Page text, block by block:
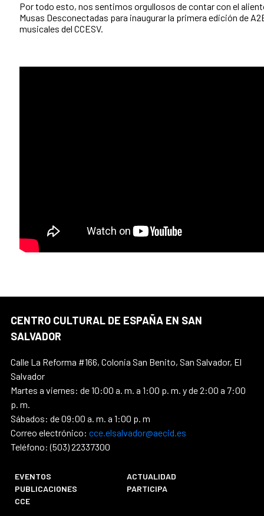
Por todo esto, nos sentimos orgullosos de contar con el
Musas Desconectadas para inaugurar la primera edición de
musicales del CCESV.
CENTRO CULTURAL DE ESPAÑA EN SAN
SALVADOR
Calle La Reforma #166, Colonia San Benito, San Salvador, El
Salvador
Martes a viernes: de 10:00 a. m. a 1:00 p. m. y de 2:00 a 7:00
p. m.
Sábados: de 09:00 a. m. a 1:00 p. m
Correo electrónico: cce.elsalvador@aecid.es
Teléfono: (503) 22337300
EVENTOS
ACTUALIDAD
PUBLICACIONES
PARTICIPA
CCE